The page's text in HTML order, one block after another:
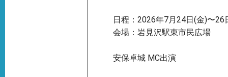
日程：2026年7月24日(金)〜26
会場：岩見沢駅東市民広場
安保卓城 MC出演